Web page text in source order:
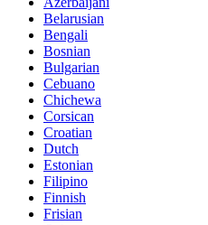
Belarusian
Bengali
Bosnian
Bulgarian
Cebuano
Chichewa
Corsican
Croatian
Dutch
Estonian
Filipino
Finnish
Frisian